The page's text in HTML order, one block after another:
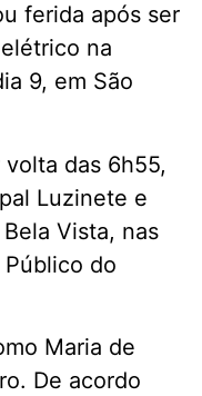
ferida após ser
na
9, em São
das 6h55,
Luzinete e
Vista, nas
do
Maria de
De acordo